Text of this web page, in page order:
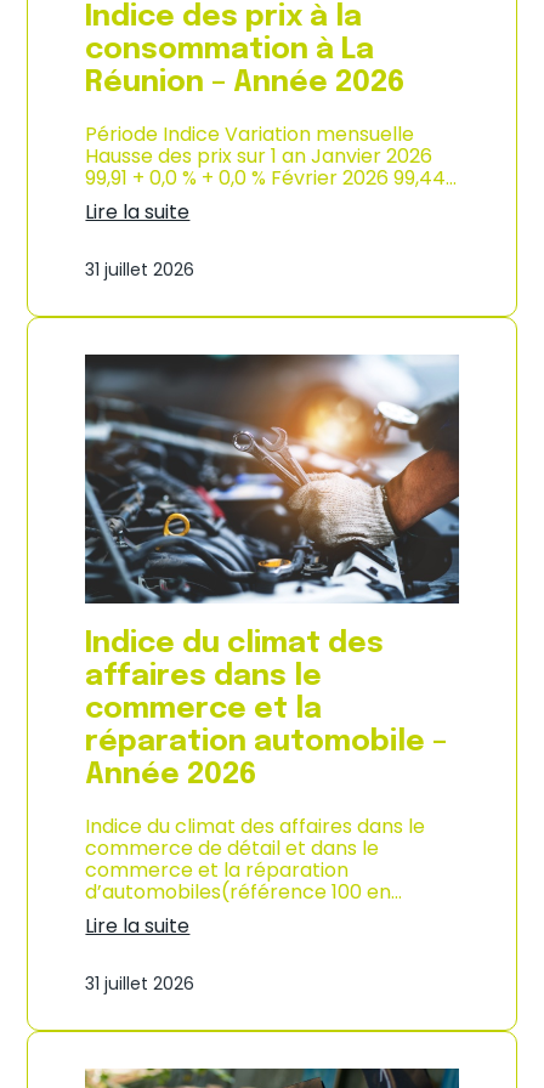
2
0
2
6
Indice des prix à la
consommation à La
Réunion – Année 2026
Période Indice Variation mensuelle
Hausse des prix sur 1 an Janvier 2026
99,91 + 0,0 % + 0,0 % Février 2026 99,44…
Lire la suite
n
i
e
e
s
p
r
i
x
à
l
a
c
o
n
s
o
m
m
a
t
o
n
à
L
R
u
n
o
n
31 juillet 2026
Indice du climat des
affaires dans le
commerce et la
réparation automobile –
Année 2026
Indice du climat des affaires dans le
commerce de détail et dans le
commerce et la réparation
d’automobiles(référence 100 en…
Lire la suite
n
i
e
31 juillet 2026